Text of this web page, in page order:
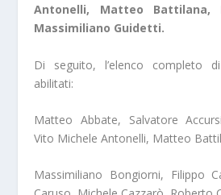
Antonelli, Matteo Battilana,
Massimiliano Guidetti.
Di seguito, l’elenco completo
abilitati:
Matteo Abbate, Salvatore
Vito Michele Antonelli, Matteo
Massimiliano Bongiorni, Filippo